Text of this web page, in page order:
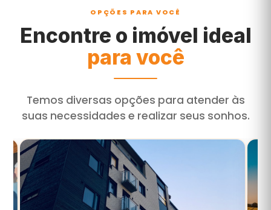
OPÇÕES PARA VOCÊ
Encontre o imóvel ideal
para você
Temos diversas opções para atender às
suas necessidades e realizar seus sonhos.